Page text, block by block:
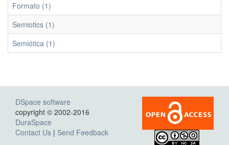
Formato (1)
Semiotics (1)
Semiótica (1)
DSpace software
copyright © 2002-2016
DuraSpace
Contact Us | Send Feedback